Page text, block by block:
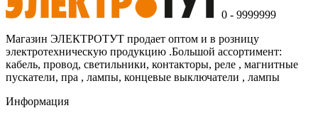
0 - 9999999
Магазин ЭЛЕКТРОТУТ продает оптом и в розницу
электротехническую продукцию .Большой ассортимент:
кабель, провод, светильники, контакторы, реле , магнитные
пускатели, пра , лампы, концевые выключатели , лампы
Информация